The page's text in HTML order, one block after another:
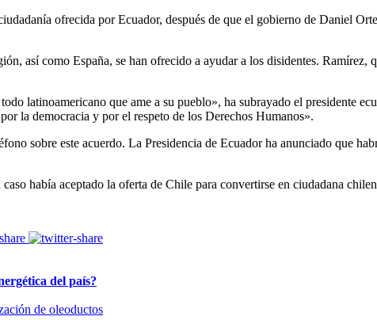
ofrecida por Ecuador, después de que el gobierno de Daniel
así como España, se han ofrecido a ayudar a los disidentes.
latinoamericano que ame a su pueblo», ha subrayado el presidente
la democracia y por el respeto de los Derechos Humanos».
sobre este acuerdo. La Presidencia de Ecuador ha anunciado que
había aceptado la oferta de Chile para convertirse en ciudadana
del país?
de oleoductos